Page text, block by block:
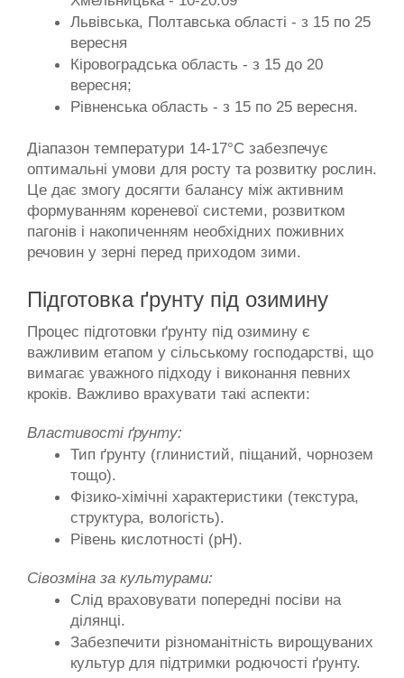
Львівська, Полтавська області - з 15 по 25
вересня
Кіровоградська область - з 15 до 20
вересня;
Рівненська область - з 15 по 25 вересня.
Діапазон температури 14-17°С забезпечує
оптимальні умови для росту та розвитку рослин.
Це дає змогу досягти балансу між активним
формуванням кореневої системи, розвитком
пагонів і накопиченням необхідних поживних
речовин у зерні перед приходом зими.
Підготовка ґрунту під озимину
Процес підготовки ґрунту під озимину є
важливим етапом у сільському господарстві, що
вимагає уважного підходу і виконання певних
кроків. Важливо врахувати такі аспекти:
Властивості ґрунту:
Тип ґрунту (глинистий, піщаний, чорнозем
тощо).
Фізико-хімічні характеристики (текстура,
структура, вологість).
Рівень кислотності (pH).
Сівозміна за культурами:
Слід враховувати попередні посіви на
ділянці.
Забезпечити різноманітність вирощуваних
культур для підтримки родючості ґрунту.